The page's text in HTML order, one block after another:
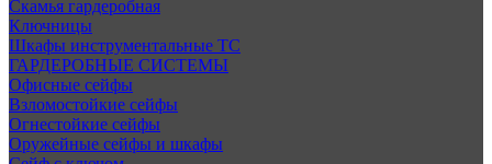
Скамья гардеробная
Ключницы
Шкафы инструментальные ТС
ГАРДЕРОБНЫЕ СИСТЕМЫ
Офисные сейфы
Взломостойкие сейфы
Огнестойкие сейфы
Оружейные сейфы и шкафы